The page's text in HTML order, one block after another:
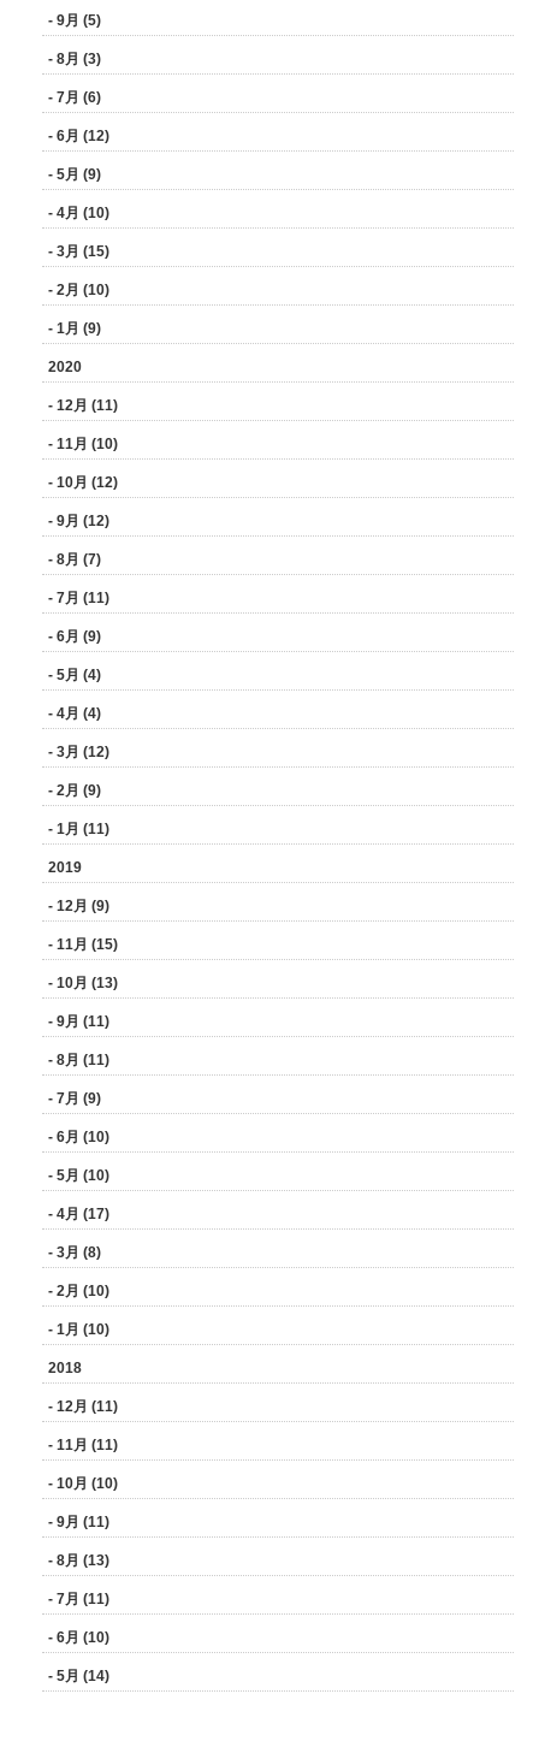
- 9月 (5)
- 8月 (3)
- 7月 (6)
- 6月 (12)
- 5月 (9)
- 4月 (10)
- 3月 (15)
- 2月 (10)
- 1月 (9)
2020
- 12月 (11)
- 11月 (10)
- 10月 (12)
- 9月 (12)
- 8月 (7)
- 7月 (11)
- 6月 (9)
- 5月 (4)
- 4月 (4)
- 3月 (12)
- 2月 (9)
- 1月 (11)
2019
- 12月 (9)
- 11月 (15)
- 10月 (13)
- 9月 (11)
- 8月 (11)
- 7月 (9)
- 6月 (10)
- 5月 (10)
- 4月 (17)
- 3月 (8)
- 2月 (10)
- 1月 (10)
2018
- 12月 (11)
- 11月 (11)
- 10月 (10)
- 9月 (11)
- 8月 (13)
- 7月 (11)
- 6月 (10)
- 5月 (14)